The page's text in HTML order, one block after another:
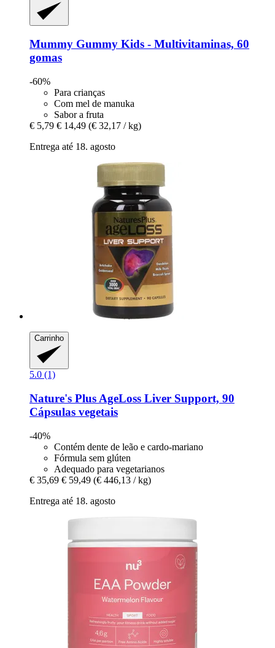
Mummy Gummy Kids -​ Multivitaminas, 60
gomas
-60%
Para crianças
Com mel de manuka
Sabor a fruta
€ 5,79 € 14,49 (€ 32,17 / kg)
Entrega até 18. agosto
Carrinho
5.0 (1)
Nature's Plus AgeLoss Liver Support, 90
Cápsulas vegetais
-40%
Contém dente de leão e cardo-mariano
Fórmula sem glúten
Adequado para vegetarianos
€ 35,69 € 59,49 (€ 446,13 / kg)
Entrega até 18. agosto